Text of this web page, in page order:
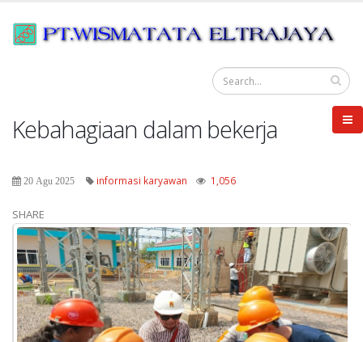
Kebahagiaan dalam bekerja
20 Agu 2025 informasi karyawan 1,056
SHARE